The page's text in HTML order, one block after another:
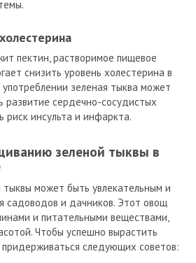
пектин, растворимое пищевое
снизить уровень холестерина в
употреблении зеленая тыква может
развитие сердечно-сосудистых
риск инсульта и инфаркта.
зеленой тыквы в
может быть увлекательным и
садоводов и дачников. Этот овощ
и питательными веществами,
Чтобы успешно вырастить
следующих советов: